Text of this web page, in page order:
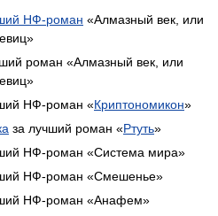
НФ-роман «Алмазный век, или
роман «Алмазный век, или
НФ-роман «Криптономикон»
за лучший роман «Ртуть»
НФ-роман «Система мира»
НФ-роман «Смешенье»
НФ-роман «Анафем»